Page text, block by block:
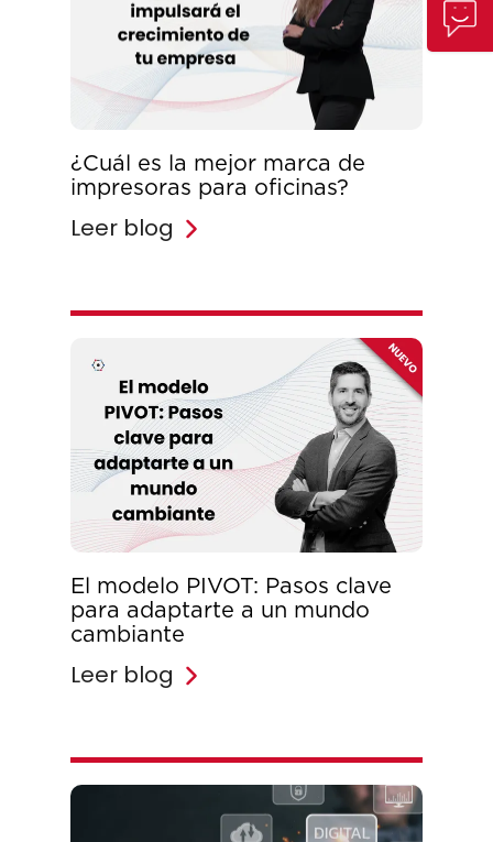
¿Cuál es la mejor marca de
impresoras para oficinas?
Leer blog
El modelo PIVOT: Pasos clave
para adaptarte a un mundo
cambiante
Leer blog